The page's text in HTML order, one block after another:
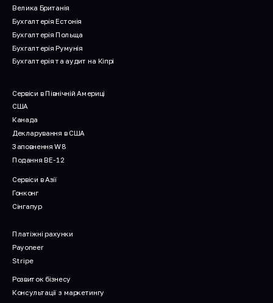
Велика Британія
Бухгалтерія Естонія
Бухгалтерія Польща
Бухгалтерія Румунія
Бухгалтерія та аудит на Кіпрі
Сервіси в Північній Америці
США
Канада
Декларування в США
Заповнення W8
Подання BE-12
Сервіси в Азії
Гонконг
Сінгапур
Платіжні рахунки
Payoneer
Stripe
Розвиток бізнесу
Консультації з маркетингу